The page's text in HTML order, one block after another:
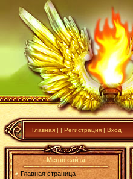
Главная | | Регистрация | Вход
Меню сайта
Главная страница